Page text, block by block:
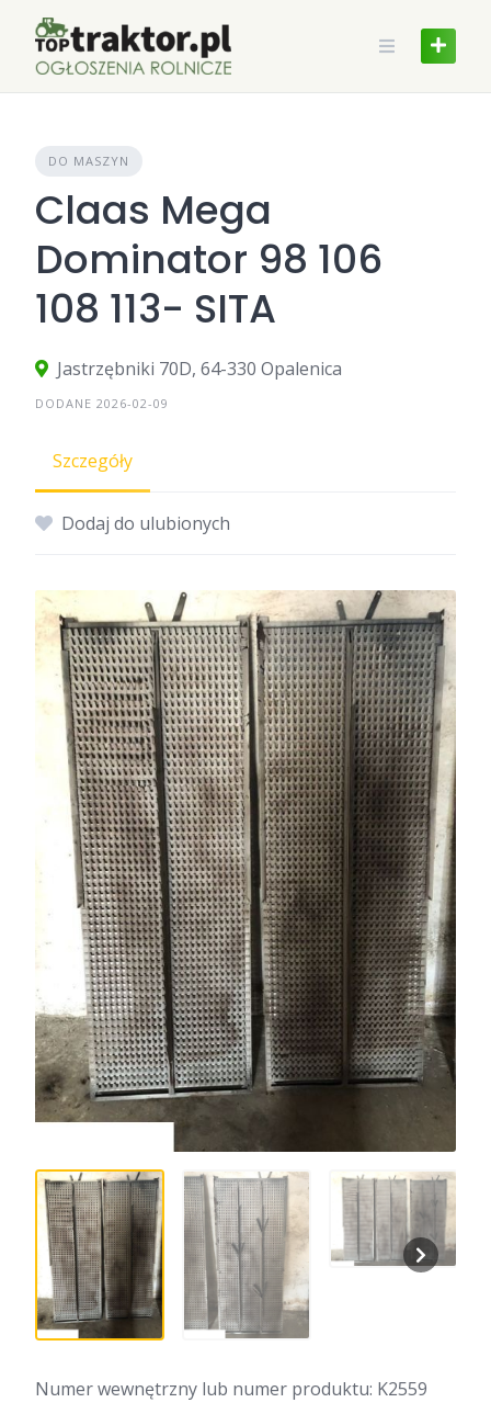
content
DO MASZYN
Claas Mega
Dominator 98 106
108 113- SITA
Jastrzębniki 70D, 64-330 Opalenica
DODANE 2026-02-09
Szczegóły
Dodaj do ulubionych
Numer wewnętrzny lub numer produktu: K2559